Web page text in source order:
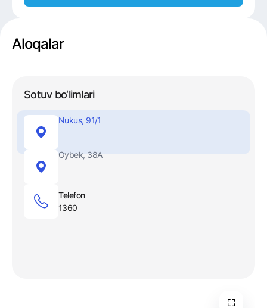
Aloqalar
Sotuv bo‘limlari
Nukus, 91/1
Oybek, 38A
Telefon
1360